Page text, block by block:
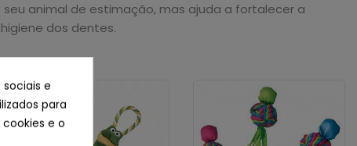
animal de estimação, mas ajuda a fortalecer a
dos dentes.
e
para
e o